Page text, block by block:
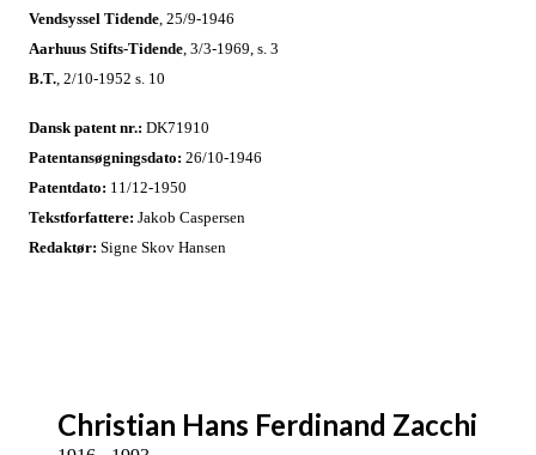
Vendsyssel Tidende, 25/9-1946
Aarhuus Stifts-Tidende, 3/3-1969, s. 3
B.T., 2/10-1952 s. 10
Dansk patent nr.: DK71910
Patentansøgningsdato: 26/10-1946
Patentdato: 11/12-1950
Tekstforfattere: Jakob Caspersen
Redaktør: Signe Skov Hansen
Christian Hans Ferdinand Zacchi